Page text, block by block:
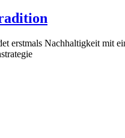
erstmals Nachhaltigkeit mit